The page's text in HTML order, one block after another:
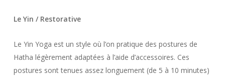
Le Yin / Restorative
Le Yin Yoga est un style où l’on pratique des postures de
Hatha légèrement adaptées à l’aide d’accessoires. Ces
postures sont tenues assez longuement (de 5 à 10 minutes)